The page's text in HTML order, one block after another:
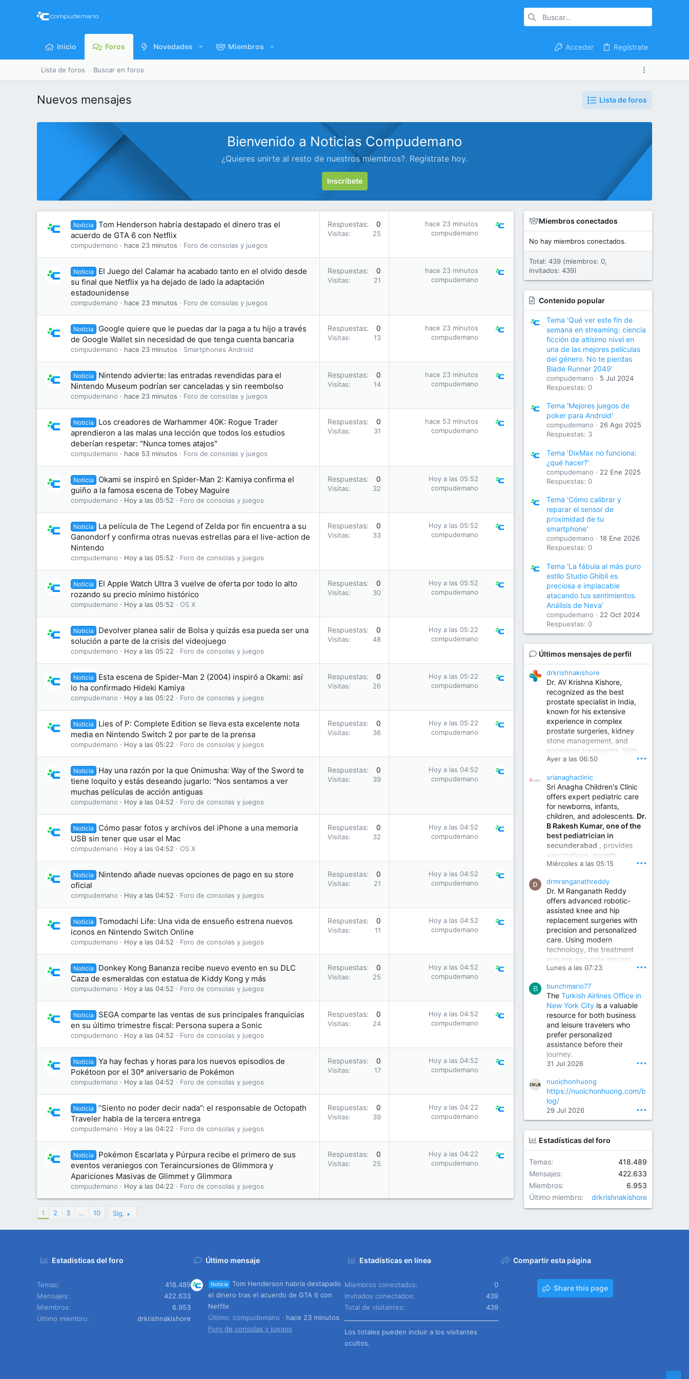
Inicio Foros Novedades Miembros Acceder Regístrate
Lista de foros Buscar en foros
Nuevos mensajes Lista de foros
Bienvenido a Noticias Compudemano
¿Quieres unirte al resto de nuestros miembros?. Regístrate hoy.
Inscríbete
Noticia
Tom Henderson habría destapado el dinero tras el
acuerdo de GTA 6 con Netflix
compudemano hace 23 minutos Foro de consolas y juegos
Respuestas 0
Visitas 25
hace 23 minutos
compudemano
Noticia
El Juego del Calamar ha acabado tanto en el olvido desde
su final que Netflix ya ha dejado de lado la adaptación
estadounidense
compudemano hace 23 minutos Foro de consolas y juegos
Respuestas 0
Visitas 21
hace 23 minutos
compudemano
Noticia
Google quiere que le puedas dar la paga a tu hijo a través
de Google Wallet sin necesidad de que tenga cuenta bancaria
compudemano hace 23 minutos Smartphones Android
Respuestas 0
Visitas 13
hace 23 minutos
compudemano
Noticia
Nintendo advierte: las entradas revendidas para el
Nintendo Museum podrían ser canceladas y sin reembolso
compudemano hace 23 minutos Foro de consolas y juegos
Respuestas 0
Visitas 14
hace 23 minutos
compudemano
Noticia
Los creadores de Warhammer 40K: Rogue Trader
aprendieron a las malas una lección que todos los estudios
deberían respetar: "Nunca tomes atajos"
compudemano hace 53 minutos Foro de consolas y juegos
Respuestas 0
Visitas 31
hace 53 minutos
compudemano
Noticia
Okami se inspiró en Spider-Man 2: Kamiya confirma el
guiño a la famosa escena de Tobey Maguire
compudemano Hoy a las 05:52 Foro de consolas y juegos
Respuestas 0
Visitas 32
Hoy a las 05:52
compudemano
Noticia
La película de The Legend of Zelda por fin encuentra a su
Ganondorf y confirma otras nuevas estrellas para el live-action de
Nintendo
compudemano Hoy a las 05:52 Foro de consolas y juegos
Respuestas 0
Visitas 33
Hoy a las 05:52
compudemano
Noticia
El Apple Watch Ultra 3 vuelve de oferta por todo lo alto
rozando su precio mínimo histórico
compudemano Hoy a las 05:52 OS X
Respuestas 0
Visitas 30
Hoy a las 05:52
compudemano
Noticia
Devolver planea salir de Bolsa y quizás esa pueda ser una
solución a parte de la crisis del videojuego
compudemano Hoy a las 05:22 Foro de consolas y juegos
Respuestas 0
Visitas 48
Hoy a las 05:22
compudemano
Noticia
Esta escena de Spider-Man 2 (2004) inspiró a Okami: así
lo ha confirmado Hideki Kamiya
compudemano Hoy a las 05:22 Foro de consolas y juegos
Respuestas 0
Visitas 26
Hoy a las 05:22
compudemano
Noticia
Lies of P: Complete Edition se lleva esta excelente nota
media en Nintendo Switch 2 por parte de la prensa
compudemano Hoy a las 05:22 Foro de consolas y juegos
Respuestas 0
Visitas 36
Hoy a las 05:22
compudemano
Noticia
Hay una razón por la que Onimusha: Way of the Sword te
tiene loquito y estás deseando jugarlo: "Nos sentamos a ver
muchas películas de acción antiguas
compudemano Hoy a las 04:52 Foro de consolas y juegos
Respuestas 0
Visitas 39
Hoy a las 04:52
compudemano
Noticia
Cómo pasar fotos y archivos del iPhone a una memoria
USB sin tener que usar el Mac
compudemano Hoy a las 04:52 OS X
Respuestas 0
Visitas 32
Hoy a las 04:52
compudemano
Noticia
Nintendo añade nuevas opciones de pago en su store
oficial
compudemano Hoy a las 04:52 Foro de consolas y juegos
Respuestas 0
Visitas 21
Hoy a las 04:52
compudemano
Noticia
Tomodachi Life: Una vida de ensueño estrena nuevos
iconos en Nintendo Switch Online
compudemano Hoy a las 04:52 Foro de consolas y juegos
Respuestas 0
Visitas 11
Hoy a las 04:52
compudemano
Noticia
Donkey Kong Bananza recibe nuevo evento en su DLC
Caza de esmeraldas con estatua de Kiddy Kong y más
compudemano Hoy a las 04:52 Foro de consolas y juegos
Respuestas 0
Visitas 25
Hoy a las 04:52
compudemano
Noticia
SEGA comparte las ventas de sus principales franquicias
en su último trimestre fiscal: Persona supera a Sonic
compudemano Hoy a las 04:52 Foro de consolas y juegos
Respuestas 0
Visitas 24
Hoy a las 04:52
compudemano
Noticia
Ya hay fechas y horas para los nuevos episodios de
Pokétoon por el 30º aniversario de Pokémon
compudemano Hoy a las 04:52 Foro de consolas y juegos
Respuestas 0
Visitas 17
Hoy a las 04:52
compudemano
Noticia
“Siento no poder decir nada”: el responsable de Octopath
Traveler habla de la tercera entrega
compudemano Hoy a las 04:22 Foro de consolas y juegos
Respuestas 0
Visitas 39
Hoy a las 04:22
compudemano
Noticia
Pokémon Escarlata y Púrpura recibe el primero de sus
eventos veraniegos con Teraincursiones de Glimmora y
Apariciones Masivas de Glimmet y Glimmora
compudemano Hoy a las 04:22 Foro de consolas y juegos
Respuestas 0
Visitas 25
Hoy a las 04:22
compudemano
1 2 3 … 10 Sig.
Miembros conectados
No hay miembros conectados.
Total: 439 (miembros: 0,
invitados: 439)
Contenido popular
Tema 'Qué ver este fin de
semana en streaming: ciencia
ficción de altísimo nivel en
una de las mejores películas
del género. No te pierdas
Blade Runner 2049'
compudemano
5 Jul 2024
Respuestas: 0
Tema 'Mejores juegos de
poker para Android'
compudemano
26 Ago 2025
Respuestas: 3
Tema 'DixMax no funciona:
¿qué hacer?'
compudemano
22 Ene 2025
Respuestas: 0
Tema 'Cómo calibrar y
reparar el sensor de
proximidad de tu
smartphone'
compudemano
18 Ene 2026
Respuestas: 0
Tema 'La fábula al más puro
estilo Studio Ghibli es
preciosa e implacable
atacando tus sentimientos.
Análisis de Neva'
compudemano
22 Oct 2024
Respuestas: 0
Últimos mensajes de perfil
drkrishnakishore
Dr. AV Krishna Kishore,
recognized as the best
prostate specialist in India,
known for his extensive
experience in complex
prostate surgeries, kidney
stone management, and
andrology treatments. With
years of surgical practice and
invasive and robotic
techniques.
Best Urologist in Vijayawada | Urology Specialist in Vijayawada
Dr. A. V. Krishna Kishore,
the Best Urologist...
www.drkrishnakishore.com
Ayer a las 06:50 •••
srianaghaclinic
Sri Anagha Children's Clinic
offers expert pediatric care
for newborns, infants,
children, and adolescents. Dr.
B Rakesh Kumar, one of the
best pediatrician in
secunderabad , provides
vaccinations, growth
monitoring, newborn care,
illnesses, nutrition guidance,
and preventive healthcare in
a child-friendly environment.
Children Hospital in Secunderabad | Best Pediatrician in Hyderabad | Neonatologist in Medchal
Our pediatrician and
Neonatologist team at...
www.srianaghaclinic.com
Miércoles a las 05:15 •••
drmranganathreddy
Dr. M Ranganath Reddy
offers advanced robotic-
assisted knee and hip
replacement surgeries with
precision and personalized
care. Using modern
technology, the treatment
ensures accurate implant
placement, reduced pain,
improved joint function,
helping patients return to an
active and comfortable
lifestyle.
Orthopedic Surgeon in Kondapur | Best Orthopedic Doctor in Kondapur | Dr. M. Ranganath Reddy
Consult Dr. M. Ranganath
Reddy, the best...
www.drranganathreddy.co
m
Lunes a las 07:23 •••
B bunchmario77
The Turkish Airlines Office in
New York City is a valuable
resource for both business
and leisure travelers who
prefer personalized
assistance before their
journey.
31 Jul 2026 •••
nuoichonhuong
https://nuoichonhuong.com/b
log/
29 Jul 2026 •••
Estadísticas del foro
Temas
418.489
Mensajes
422.633
Miembros
6.953
Último miembro
drkrishnakishore
Estadísticas del foro
Temas
418.489
Mensajes
422.633
Miembros
6.953
Último miembro
drkrishnakishore
Último mensaje
Noticia
Tom Henderson habría destapado
el dinero tras el acuerdo de GTA 6 con
Netflix
Último: compudemano
hace 23 minutos
Foro de consolas y juegos
Estadísticas en línea
Miembros conectados
0
Invitados conectados
439
Total de visitantes
439
Los totales pueden incluir a los visitantes
ocultos.
Compartir esta página
Share this page